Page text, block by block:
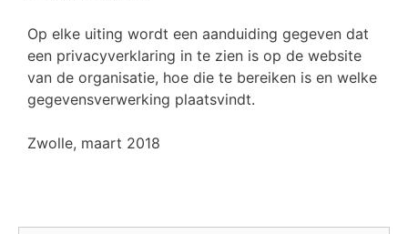
Op elke uiting wordt een aanduiding gegeven dat
een privacyverklaring in te zien is op de website
van de organisatie, hoe die te bereiken is en welke
gegevensverwerking plaatsvindt.
Zwolle, maart 2018